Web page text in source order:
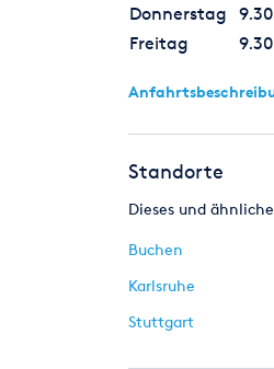
Donnerstag
Freitag
Standorte
Dieses und
Buchen
Karlsruhe
Stuttgart